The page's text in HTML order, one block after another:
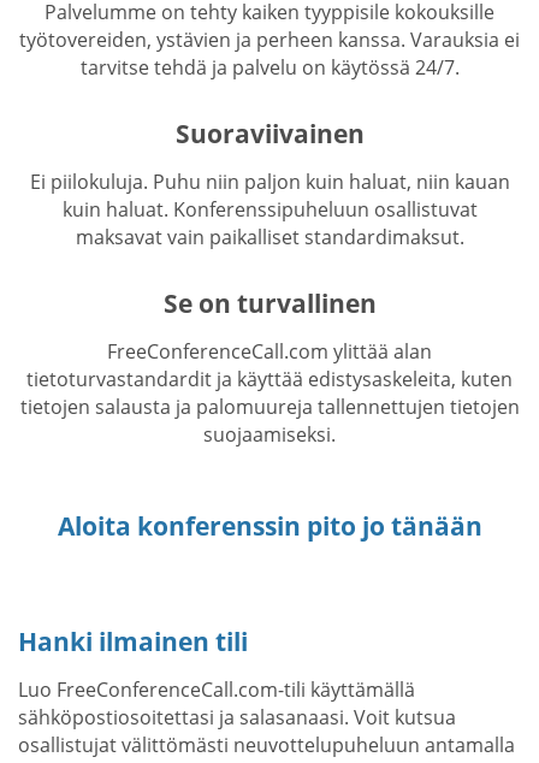
Palvelumme on tehty kaiken tyyppisile kokouksille
työtovereiden, ystävien ja perheen kanssa. Varauksia ei
tarvitse tehdä ja palvelu on käytössä 24/7.
Suoraviivainen
Ei piilokuluja. Puhu niin paljon kuin haluat, niin kauan
kuin haluat. Konferenssipuheluun osallistuvat
maksavat vain paikalliset standardimaksut.
Se on turvallinen
FreeConferenceCall.com ylittää alan
tietoturvastandardit ja käyttää edistysaskeleita, kuten
tietojen salausta ja palomuureja tallennettujen tietojen
suojaamiseksi.
Aloita konferenssin pito jo tänään
Hanki ilmainen tili
Luo FreeConferenceCall.com-tili käyttämällä
sähköpostiosoitettasi ja salasanaasi. Voit kutsua
osallistujat välittömästi neuvottelupuheluun antamalla